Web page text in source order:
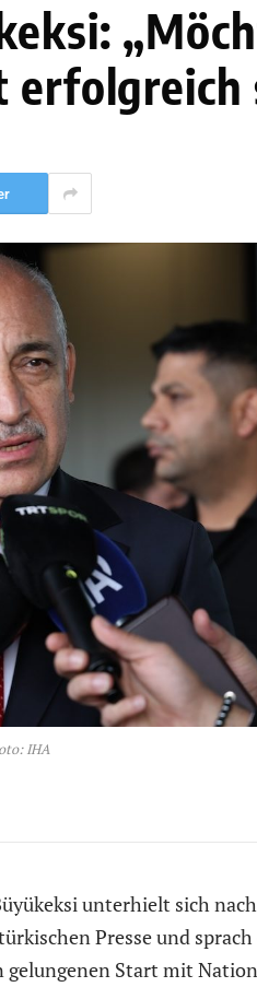
erfolgreich
IHA
unterhielt sich
Presse und
gelungenen Start mit